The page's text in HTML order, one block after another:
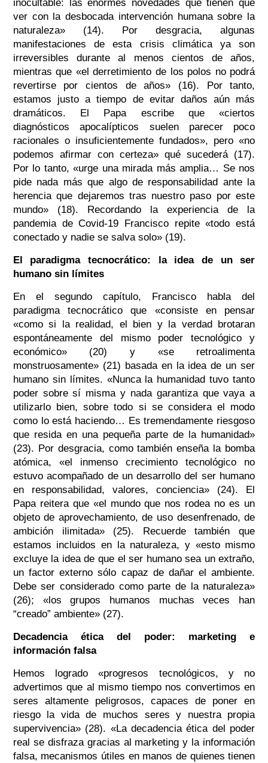
inocultable: las enormes novedades que tienen que
ver con la desbocada intervención humana sobre la
naturaleza» (14). Por desgracia, algunas
manifestaciones de esta crisis climática ya son
irreversibles durante al menos cientos de años,
mientras que «el derretimiento de los polos no podrá
revertirse por cientos de años» (16). Por tanto,
estamos justo a tiempo de evitar daños aún más
dramáticos. El Papa escribe que «ciertos
diagnósticos apocalípticos suelen parecer poco
racionales o insuficientemente fundados», pero «no
podemos afirmar con certeza» qué sucederá (17).
Por lo tanto, «urge una mirada más amplia… Se nos
pide nada más que algo de responsabilidad ante la
herencia que dejaremos tras nuestro paso por este
mundo» (18). Recordando la experiencia de la
pandemia de Covid-19 Francisco repite «todo está
conectado y nadie se salva solo» (19).
El paradigma tecnocrático: la idea de un ser
humano sin límites
En el segundo capítulo, Francisco habla del
paradigma tecnocrático que «consiste en pensar
«como si la realidad, el bien y la verdad brotaran
espontáneamente del mismo poder tecnológico y
económico» (20) y «se retroalimenta
monstruosamente» (21) basada en la idea de un ser
humano sin límites. «Nunca la humanidad tuvo tanto
poder sobre sí misma y nada garantiza que vaya a
utilizarlo bien, sobre todo si se considera el modo
como lo está haciendo… Es tremendamente riesgoso
que resida en una pequeña parte de la humanidad»
(23). Por desgracia, como también enseña la bomba
atómica, «el inmenso crecimiento tecnológico no
estuvo acompañado de un desarrollo del ser humano
en responsabilidad, valores, conciencia» (24). El
Papa reitera que «el mundo que nos rodea no es un
objeto de aprovechamiento, de uso desenfrenado, de
ambición ilimitada» (25). Recuerde también que
estamos incluidos en la naturaleza, y «esto mismo
excluye la idea de que el ser humano sea un extraño,
un factor externo sólo capaz de dañar el ambiente.
Debe ser considerado como parte de la naturaleza»
(26); «los grupos humanos muchas veces han
“creado” ambiente» (27).
Decadencia ética del poder: marketing e
información falsa
Hemos logrado «progresos tecnológicos, y no
advertimos que al mismo tiempo nos convertimos en
seres altamente peligrosos, capaces de poner en
riesgo la vida de muchos seres y nuestra propia
supervivencia» (28). «La decadencia ética del poder
real se disfraza gracias al marketing y la información
falsa, mecanismos útiles en manos de quienes tienen